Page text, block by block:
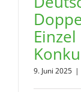
9. Juni 2025 |